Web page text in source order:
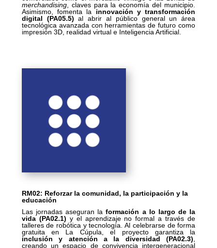
merchandising, claves para la economía del municipio.
Asimismo, fomenta la innovación y transformación
digital (PA05.5) al abrir al público general un área
tecnológica avanzada con herramientas de futuro como
impresión 3D, realidad virtual e Inteligencia Artificial.
RM02: Reforzar la comunidad, la participación y la
educación
Las jornadas aseguran laformación a lo largo de la
vida (PA02.1) y el aprendizaje no formal a través de
talleres de robótica y tecnología. Al celebrarse de forma
gratuita en La Cúpula, el proyecto garantiza la
inclusión y atención a la diversidad (PA02.3)
creando un espacio de convivencia intergeneracional